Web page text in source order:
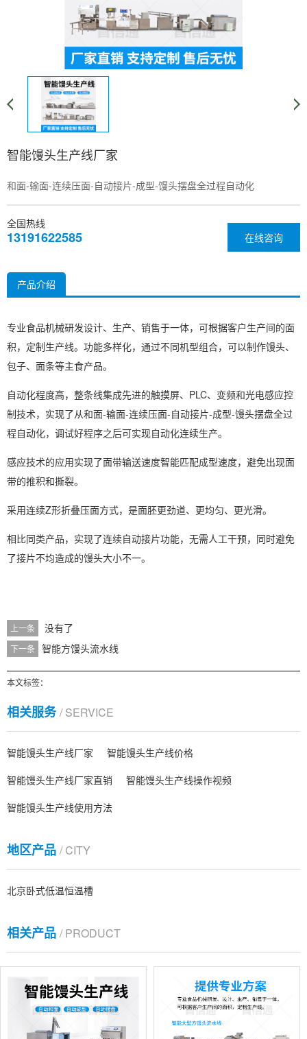
智能馒头生产线厂家
和面-输面-连续压面-自动接片-成型-馒头摆盘全过程自动化
在线咨询
全国热线
13191622585
产品介绍
专业食品机械研发设计、生产、销售于一体，可根据客户生产间的面
积，定制生产线。功能多样化，通过不同机型组合，可以制作馒头、
包子、面条等主食产品。
自动化程度高，整条线集成先进的触摸屏、PLC、变频和光电感应控
制技术，实现了从和面-输面-连续压面-自动接片-成型-馒头摆盘全过
程自动化，调试好程序之后可实现自动化连续生产。
感应技术的应用实现了面带输送速度智能匹配成型速度，避免出现面
带的推积和撕裂。
采用连续Z形折叠压面方式，是面胚更劲道、更均匀、更光滑。
相比同类产品，实现了连续自动接片功能，无需人工干预，同时避免
了接片不均造成的馒头大小不一。
上一条 没有了
下一条 智能方馒头流水线
本文标签：
相关服务/ SERVICE
智能馒头生产线厂家
智能馒头生产线价格
智能馒头生产线厂家直销
智能馒头生产线操作视频
智能馒头生产线使用方法
地区产品 / CITY
北京卧式低温恒温槽
相关产品 / PRODUCT